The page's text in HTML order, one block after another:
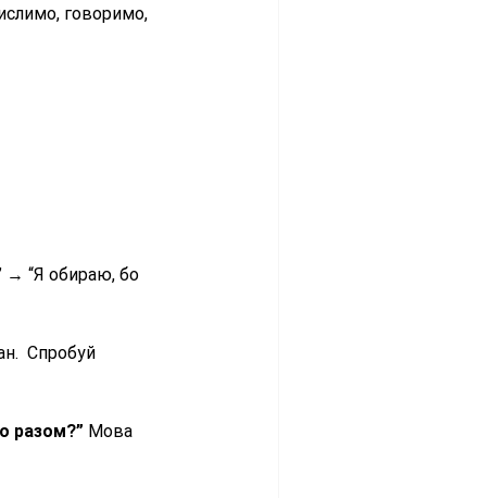
говоримо,
→ “Я обираю, бо
Спробуй
разом?” Мова